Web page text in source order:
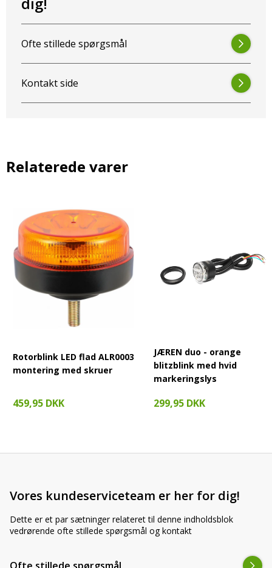
• Lysfarve: Orange
Ofte stillede spørgsmål
Kontakt side
Relaterede varer
Rotorblink LED flad ALR0003
montering med skruer
459,95 DKK
JÆREN duo - orange
blitzblink med hvid
markeringslys
299,95 DKK
Vores kundeserviceteam er her for dig!
Dette er et par sætninger relateret til denne indholdsblok
vedrørende ofte stillede spørgsmål og kontakt